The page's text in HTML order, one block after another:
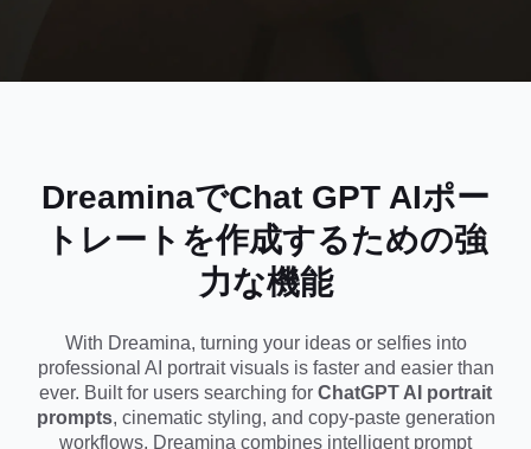
ーストのプロンプ
するのに役立ちます。編集スキルは必要ありませ
座に作成できます。
DreaminaでChat GPT AIポー
トレートを作成するための強
力な機能
With Dreamina, turning your ideas or selfies into
professional AI portrait visuals is faster and easier than
ever. Built for users searching for ChatGPT AI portrait
prompts, cinematic styling, and copy-paste generation
workflows, Dreamina combines intelligent prompt